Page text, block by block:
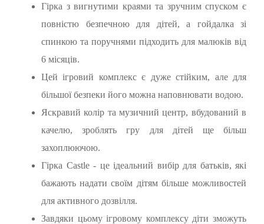
Гірка з вигнутими краями та зручним спуском є
повністю безпечною для дітей, а гойдалка зі
спинкою та поручнями підходить для малюків від
6 місяців.
Цей ігровий комплекс є дуже стійким, але для
більшої безпеки його можна наповнювати водою.
Яскравий колір та музичний центр, вбудований в
качелю, зроблять гру для дітей ще більш
захоплюючою.
Гірка Castle - це ідеальний вибір для батьків, які
бажають надати своїм дітям більше можливостей
для активного дозвілля.
Завдяки цьому ігровому комплексу діти зможуть